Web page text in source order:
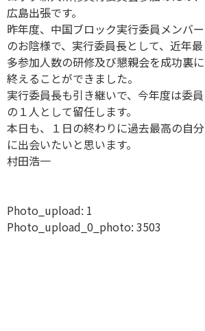
広島出張です。
昨年度、中国ブロック実行委員メンバー
のお陰様で、実行委員長として、近年最
多参加人数の研修及び懇親会を成功裏に
終えることができました。
実行委員長も引き継いで、今年度は委員
の１人として留任します。
本日も、１日の終わりに過去最高の自分
に出会いたいと思います。
村田浩一
Photo_upload: 1
Photo_upload_0_photo: 3503